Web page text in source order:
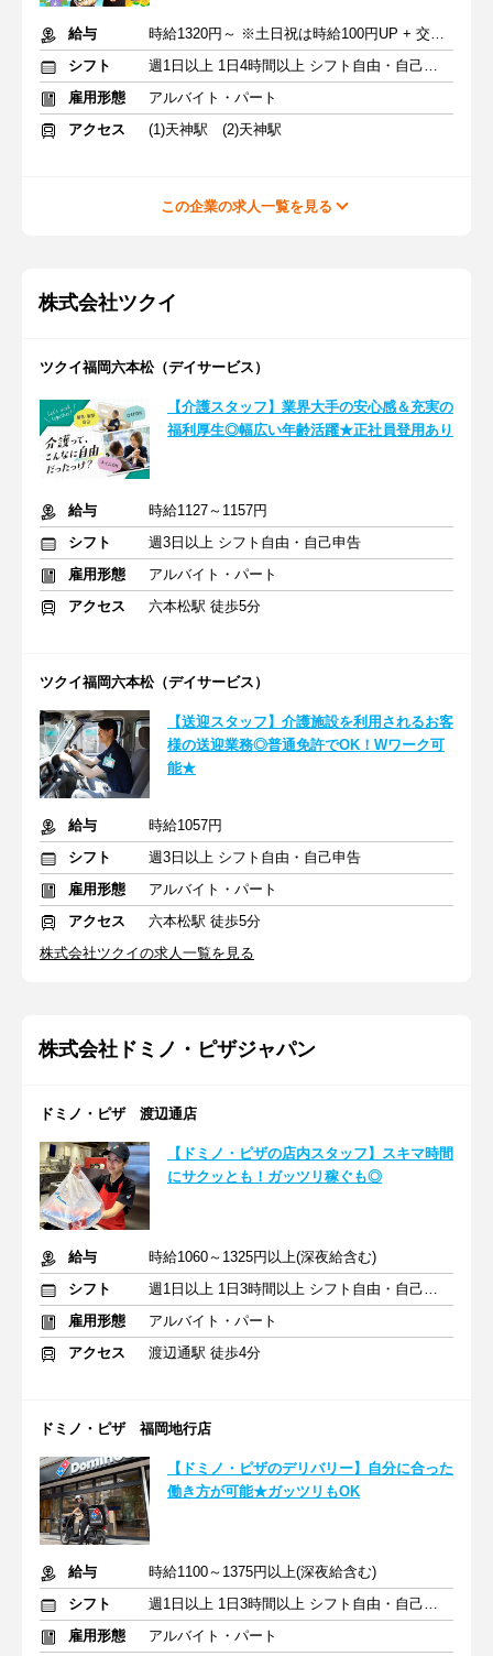
給与
時給1320円～ ※土日祝は時給100円UP + 交通費
シフト
週1日以上 1日4時間以上 シフト自由・自己申告
雇用形態
アルバイト・パート
アクセス
(1)天神駅 (2)天神駅
この企業の求人一覧を見る
株式会社ツクイ
ツクイ福岡六本松（デイサービス）
【介護スタッフ】業界大手の安心感＆充実の
福利厚生◎幅広い年齢活躍★正社員登用あり
給与
時給1127～1157円
シフト
週3日以上 シフト自由・自己申告
雇用形態
アルバイト・パート
アクセス
六本松駅 徒歩5分
ツクイ福岡六本松（デイサービス）
【送迎スタッフ】介護施設を利用されるお客
様の送迎業務◎普通免許でOK！Wワーク可
能★
給与
時給1057円
シフト
週3日以上 シフト自由・自己申告
雇用形態
アルバイト・パート
アクセス
六本松駅 徒歩5分
株式会社ツクイの求人一覧を見る
株式会社ドミノ・ピザジャパン
ドミノ・ピザ 渡辺通店
【ドミノ・ピザの店内スタッフ】スキマ時間
にサクッとも！ガッツリ稼ぐも◎
給与
時給1060～1325円以上(深夜給含む)
シフト
週1日以上 1日3時間以上 シフト自由・自己申告
雇用形態
アルバイト・パート
アクセス
渡辺通駅 徒歩4分
ドミノ・ピザ 福岡地行店
【ドミノ・ピザのデリバリー】自分に合った
働き方が可能★ガッツリもOK
給与
時給1100～1375円以上(深夜給含む)
シフト
週1日以上 1日3時間以上 シフト自由・自己申告
雇用形態
アルバイト・パート